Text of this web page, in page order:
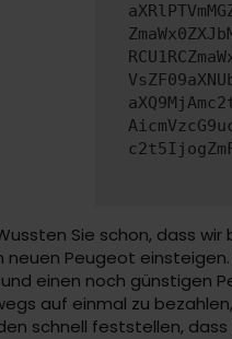
Sie schon, dass
neuen Peugeot
einen noch günstigen
auf einmal zu
schnell feststellen,